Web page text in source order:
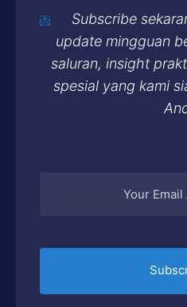
Subscribe
update mingguan
saluran, insight
spesial yang kami